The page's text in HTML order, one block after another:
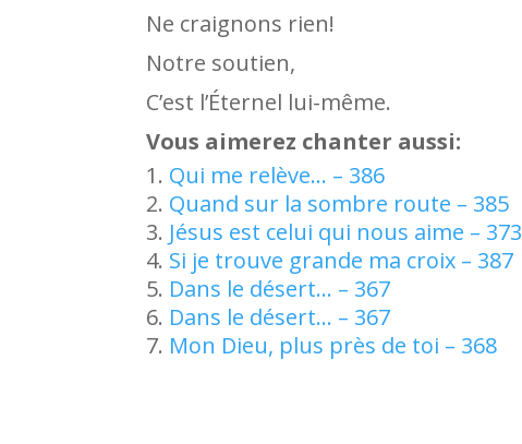
Ne craignons rien!
Notre soutien,
C’est l’Éternel lui-même.
Vous aimerez chanter aussi:
Qui me relève… – 386
Quand sur la sombre route – 385
Jésus est celui qui nous aime – 373
Si je trouve grande ma croix – 387
Dans le désert… – 367
Dans le désert… – 367
Mon Dieu, plus près de toi – 368